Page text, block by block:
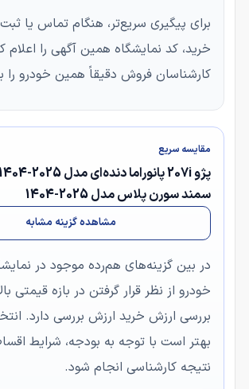
برای پیگیری سریع‌تر، هنگام تماس یا
خرید، کد نمایشگاه همین آگهی را اعلام
کارشناسان فروش دقیقاً همین خودرو را
مقایسه سریع
سمند سورن پلاس مدل 2025-1404
مشاهده گزینه مشابه
در بین گزینه‌های هم‌رده موجود در
خودرو از نظر قرار گرفتن در بازه قیمتی
بررسی ارزش خرید ارزش بررسی دارد.
بهتر است با توجه به بودجه، شرایط
نتیجه کارشناسی انجام شود.